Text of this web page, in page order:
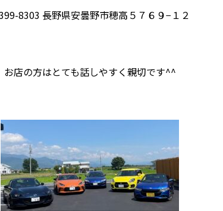
8303 長野県安曇野市穂高５７６９−１２
お店の方はとても話しやすく親切です^^